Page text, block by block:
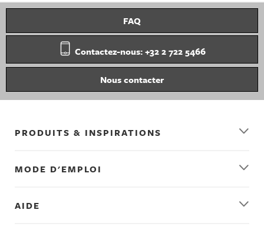
FAQ
Contactez-nous: +32 2 722 5466
Nous contacter
PRODUITS & INSPIRATIONS
MODE D'EMPLOI
AIDE